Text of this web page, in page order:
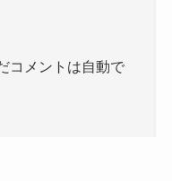
コメントは自動で